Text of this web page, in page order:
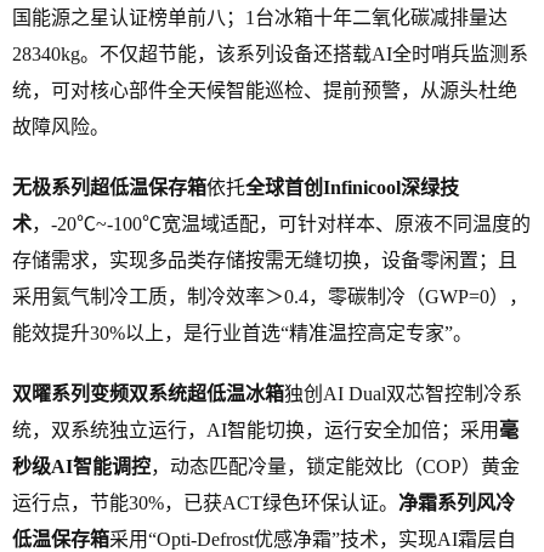
国能源之星认证榜单前八；1台冰箱十年二氧化碳减排量达
28340kg。不仅超节能，该系列设备还搭载AI全时哨兵监测系
统，可对核心部件全天候智能巡检、提前预警，从源头杜绝
故障风险。
无极系列超低温保存箱依托全球首创 Infinicool深绿技
术，-20℃~-100℃宽温域适配，可针对样本、原液不同温度的
存储需求，实现多品类存储按需无缝切换，设备零闲置；且
采用氦气制冷工质，制冷效率＞0.4，零碳制冷（GWP=0），
能效提升30%以上，是行业首选“精准温控高定专家”。
双曜系列变频双系统超低温冰箱独创AI Dual双芯智控制冷系
统，双系统独立运行，AI智能切换，运行安全加倍；采用 毫
秒级AI智能调控，动态匹配冷量，锁定能效比（COP）黄金
运行点，节能30%，已获ACT绿色环保认证。 净霜系列 风冷
低温保存箱采用“Opti-Defrost优感净霜”技术，实现AI霜层自